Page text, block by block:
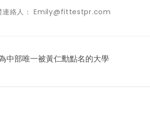
連絡人： Emily@fittestpr.com
中部唯一被黃仁勳點名的大學